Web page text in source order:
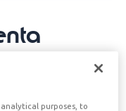
purposes, to